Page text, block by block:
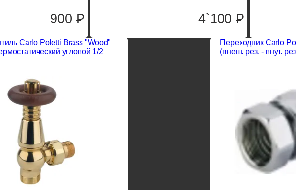
900 P 4`100P
Carlo Poletti Brass "Wood"
угловой 1/2
Переходник Carlo
(внеш. рез. - внут.